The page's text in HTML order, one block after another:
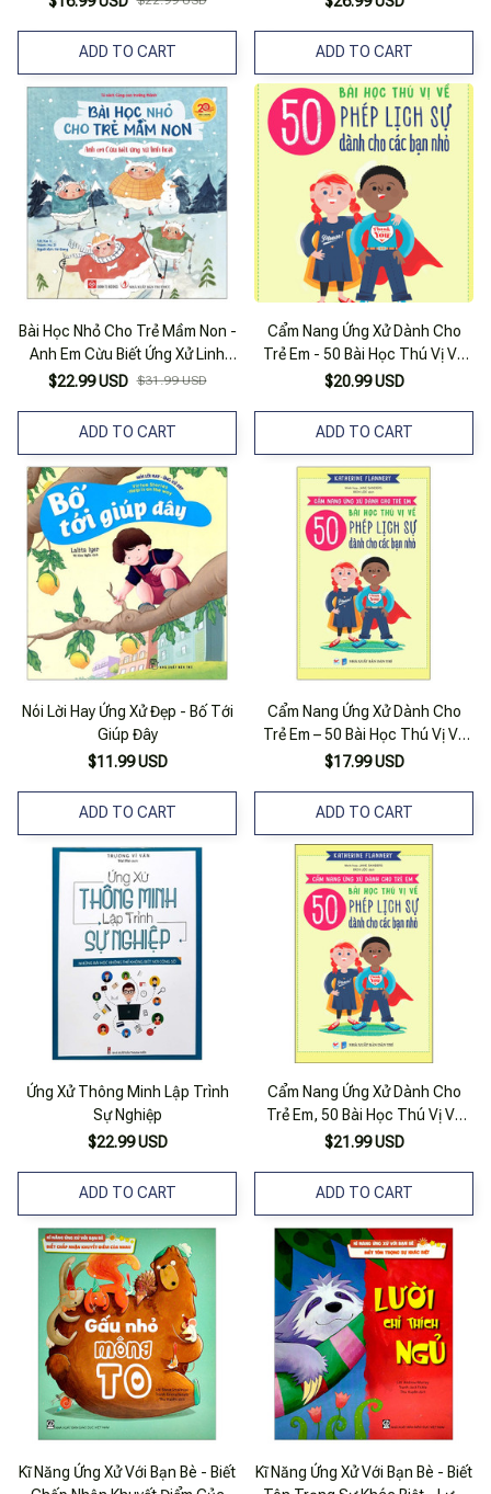
ADD TO CART ADD TO CART
Bài Học Nhỏ Cho Trẻ Mầm Non -
Anh Em Cừu Biết Ứng Xử Linh
Hoạt
$22.99 USD $31.99 USD
ADD TO CART
Cẩm Nang Ứng Xử Dành Cho
Trẻ Em - 50 Bài Học Thú Vị Về
Phép Lịch Sự Dành Cho Các
$20.99 USD
ADD TO CART
Nói Lời Hay Ứng Xử Đẹp - Bố Tới
Giúp Đây
$11.99 USD
ADD TO CART
Cẩm Nang Ứng Xử Dành Cho
Trẻ Em – 50 Bài Học Thú Vị Về
Phép Lịch Sự Dành Cho Các
$17.99 USD
ADD TO CART
Ứng Xử Thông Minh Lập Trình
Sự Nghiệp
$22.99 USD
ADD TO CART
Cẩm Nang Ứng Xử Dành Cho
Trẻ Em, 50 Bài Học Thú Vị Về
Phép Lịch Sự Dành Cho Các
$21.99 USD
ADD TO CART
Kĩ Năng Ứng Xử Với Bạn Bè - Biết
Kĩ Năng Ứng Xử Với Bạn Bè - Biết